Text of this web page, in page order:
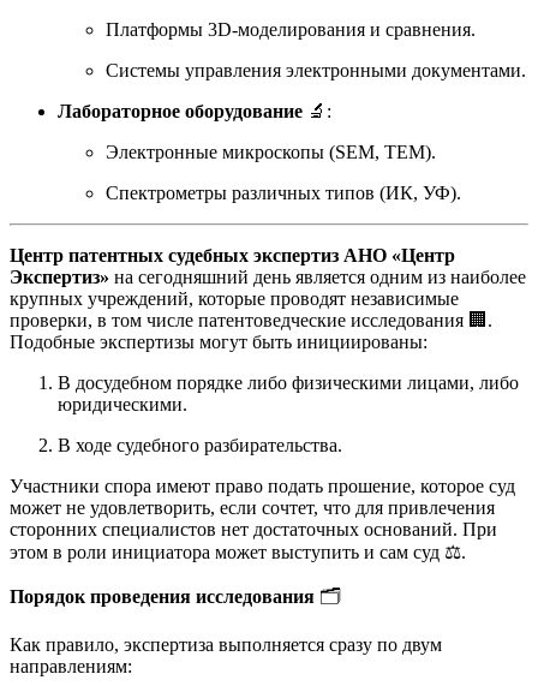
Платформы 3D-моделирования и сравнения.
Системы управления электронными документами.
Лабораторное оборудование 🔬:
Электронные микроскопы (SEM, TEM).
Спектрометры различных типов (ИК, УФ).
Центр патентных судебных экспертиз АНО «Центр
Экспертиз» на сегодняшний день является одним из наиболее
крупных учреждений, которые проводят независимые
проверки, в том числе патентоведческие исследования 🏢.
Подобные экспертизы могут быть инициированы:
В досудебном порядке либо физическими лицами, либо
юридическими.
В ходе судебного разбирательства.
Участники спора имеют право подать прошение, которое суд
может не удовлетворить, если сочтет, что для привлечения
сторонних специалистов нет достаточных оснований. При
этом в роли инициатора может выступить и сам суд ⚖️.
Порядок проведения исследования 🗂️
Как правило, экспертиза выполняется сразу по двум
направлениям: